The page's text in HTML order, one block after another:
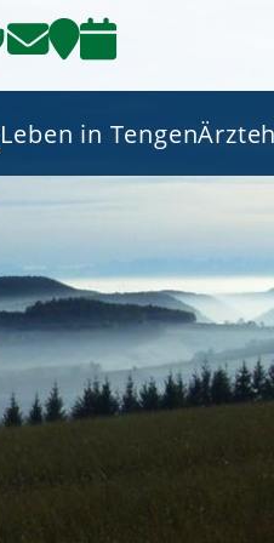
Leben in Tengen